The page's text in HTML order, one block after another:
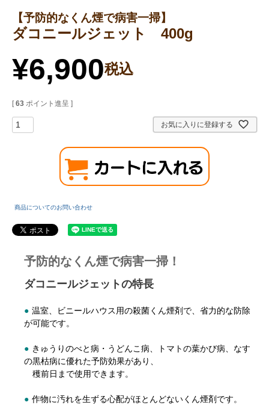
【予防的なくん煙で病害一掃】
ダコニールジェット 400g
¥6,900税込
[ 63 ポイント進呈 ]
お気に入りに登録する
商品についてのお問い合わせ
予防的なくん煙で病害一掃！
ダコニールジェットの特長
● 温室、ビニールハウス用の殺菌くん煙剤で、省力的な防除
が可能です。
● きゅうりのべと病・うどんこ病、トマトの葉かび病、なす
の黒枯病に優れた予防効果があり、
穫前日まで使用できます。
● 作物に汚れを生ずる心配がほとんどないくん煙剤です。